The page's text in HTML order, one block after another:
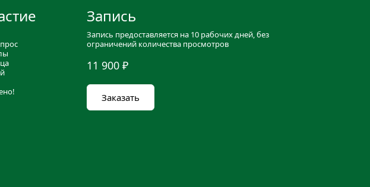
Запись
Запись предоставляется на 10 рабочих дней, без
ограничений количества просмотров
11 900 ₽
Заказать